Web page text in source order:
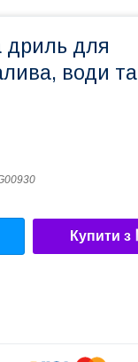
дриль для
води
Купити з